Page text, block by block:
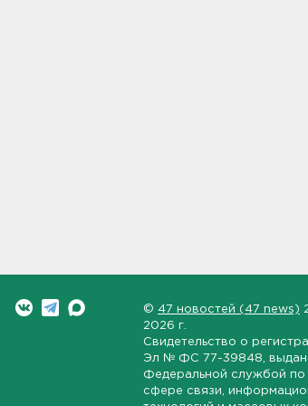
© 47 новостей (47 news)
2026 г.
Свидетельство о
Эл № ФС 77-39848 ,
Федеральной службой по
сфере связи,